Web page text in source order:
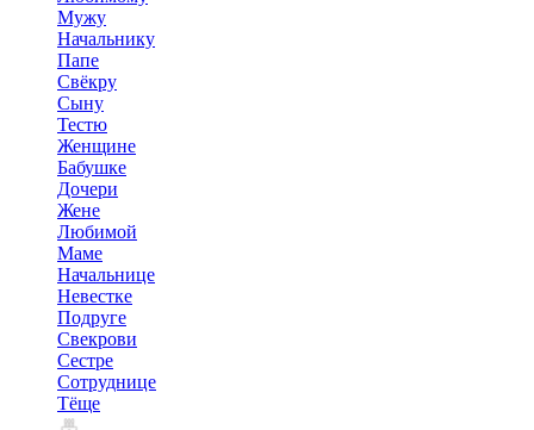
Мужу
Начальнику
Папе
Свёкру
Сыну
Тестю
Женщине
Бабушке
Дочери
Жене
Любимой
Маме
Начальнице
Невестке
Подруге
Свекрови
Сестре
Сотруднице
Тёще